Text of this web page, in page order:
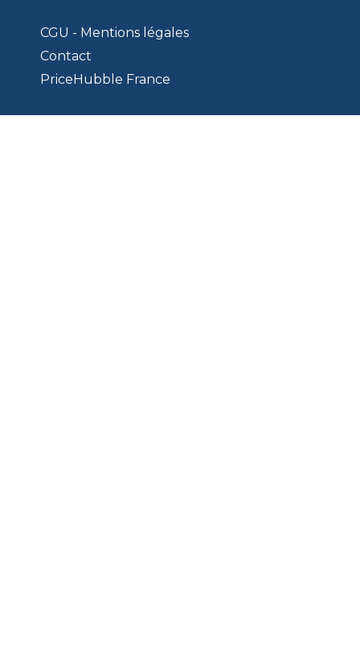
CGU - Mentions légales
Contact
PriceHubble France